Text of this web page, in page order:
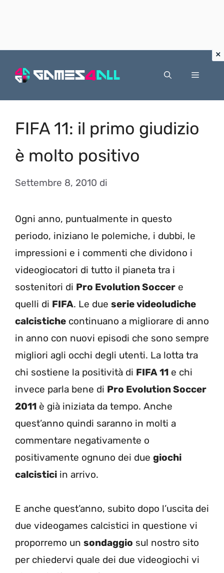
Menu
FIFA 11: il primo giudizio
è molto positivo
Settembre 8, 2010 di
Ogni anno, puntualmente in questo
periodo, iniziano le polemiche, i dubbi, le
impressioni e i commenti che dividono i
videogiocatori di tutto il pianeta tra i
sostenitori di Pro Evolution Soccer e
quelli di FIFA. Le due serie videoludiche
calcistiche continuano a migliorare di anno
in anno con nuovi episodi che sono sempre
migliori agli occhi degli utenti. La lotta tra
chi sostiene la positività di FIFA 11 e chi
invece parla bene di Pro Evolution Soccer
2011 è già iniziata da tempo. Anche
quest’anno quindi saranno in molti a
commentare negativamente o
positivamente ognuno dei due giochi
calcistici in arrivo.
E anche quest’anno, subito dopo l’uscita dei
due videogames calcistici in questione vi
proporremo un sondaggio sul nostro sito
per chiedervi quale dei due videogiochi vi